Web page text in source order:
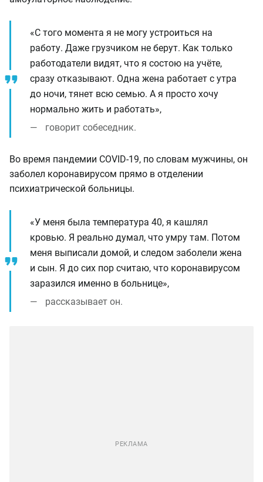
«С того момента я не могу устроиться на
работу. Даже грузчиком не берут. Как только
работодатели видят, что я состою на учёте,
сразу отказывают. Одна жена работает с утра
до ночи, тянет всю семью. А я просто хочу
нормально жить и работать»,
говорит собеседник.
Во время пандемии COVID-19, по словам мужчины, он
заболел коронавирусом прямо в отделении
психиатрической больницы.
«У меня была температура 40, я кашлял
кровью. Я реально думал, что умру там. Потом
меня выписали домой, и следом заболели жена
и сын. Я до сих пор считаю, что коронавирусом
заразился именно в больнице»,
рассказывает он.